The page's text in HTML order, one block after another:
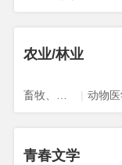
农业/林业
畜牧、狩猎、蚕、蜂 | 动物
青春文学